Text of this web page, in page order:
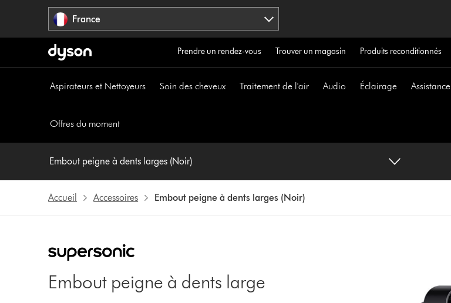
France
Prendre un rendez-vous Trouver un magasin Produits reconditionnés
Aspirateurs et Nettoyeurs Soin des cheveux Traitement de l'air Audio Éclairage Assistance
Offres du moment
Embout peigne à dents larges (Noir)
Accueil Accessoires Embout peigne à dents larges (Noir)
Embout peigne à dents large